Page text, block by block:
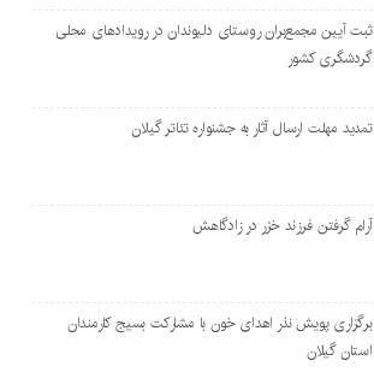
ثبت آیین مجمع‌بران روستای دلیوندان در رویدادهای محلی
گردشگری کشور
تمدید مهلت ارسال آثار به جشنواره تئاتر گیلان
آرام گرفتن فرزند خزر در زادگاهش
برگزاری پویش نذر اهدای خون با مشارکت بسیج کارمندان
استان گیلان